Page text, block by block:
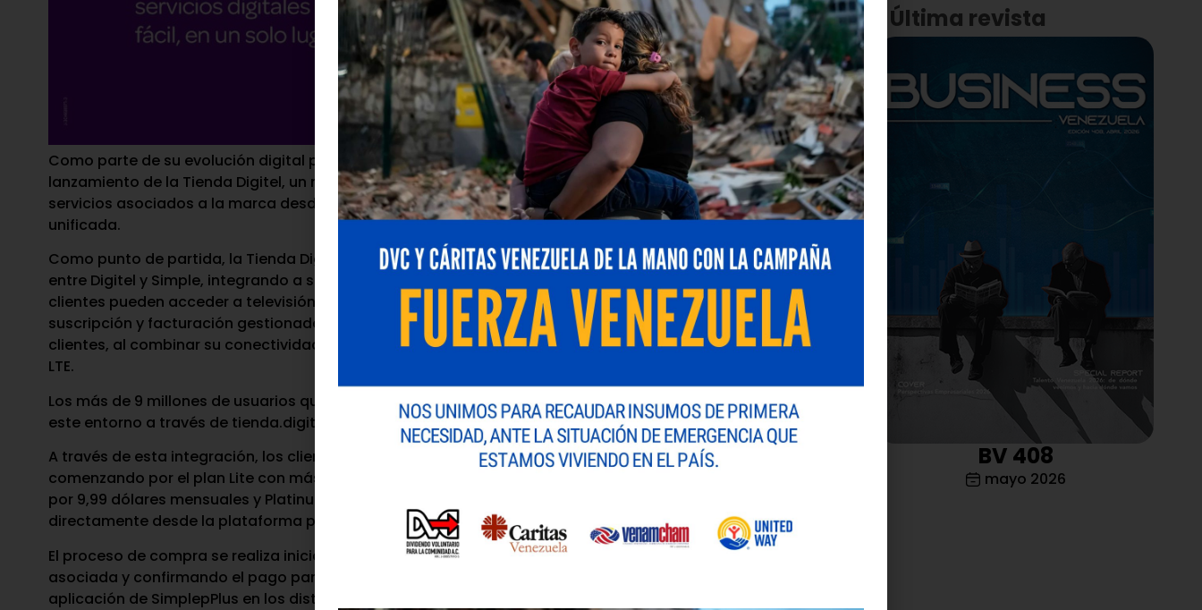
Como parte de su evolución digital para ofrecer más valor agregado a sus clientes, Digitel anuncia el
lanzamiento de la Tienda Digitel, un nuevo espacio dentro de su página web, que permite acceder y gestionar
servicios asociados a la marca desde una plataforma que ofrece una experiencia de compra simple, ágil y
unificada.
Como punto de partida, la Tienda Digitel incorpora el servicio de streaming, resultado de la alianza estratégica
entre Digitel y Simple, integrando a su propuesta el entretenimiento de la plataforma SimplePlus, con el que los
clientes pueden acceder a televisión en vivo y contenido bajo demanda directamente desde la tienda, con
suscripción y facturación gestionadas en un mismo canal. Esto refuerza la forma en que Digitel conecta con sus
clientes, al combinar su conectividad con una oferta de contenidos digitales, respaldada por sus redes 5G y 4G
LTE.
Los más de 9 millones de usuarios que conforman la base de clientes de Digitel en todo el país pueden acceder a
este entorno a través de tienda.digitel.com.ve, utilizando los datos registrados en la App Digitel.
A través de esta integración, los clientes pueden seleccionar el plan que mejor se adapte a sus preferencias,
comenzando por el plan Lite con más de 20 canales sin costo, así como los planes: Gold con más de 95 canales
por 9,99 dólares mensuales y Platinum+ con más de 125 canales por 14,99 dólares mensuales, disponibles
directamente desde la plataforma para su adquisición y gestión.
El proceso de compra se realiza iniciando sesión en la Tienda Digitel, seleccionando el plan, eligiendo la línea
asociada y confirmando el pago para activar el servicio, el cual posteriormente puede disfrutarse a través de la
aplicación de SimplepPlus en los distintos dispositivos.
Última revista
BV 408
mayo 2026